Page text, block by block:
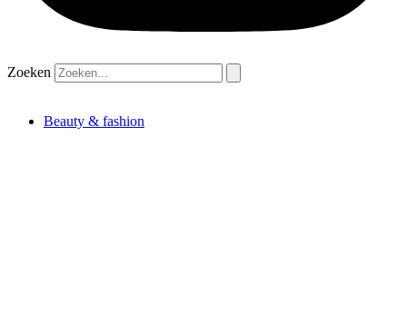
Zoeken
Beauty & fashion